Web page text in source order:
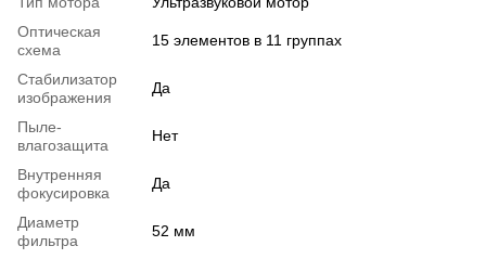
Оптическая
схема
15 элементов в 11 группах
Стабилизатор
изображения
Да
Пыле-
влагозащита
Нет
Внутренняя
фокусировка
Да
Диаметр
фильтра
52 мм